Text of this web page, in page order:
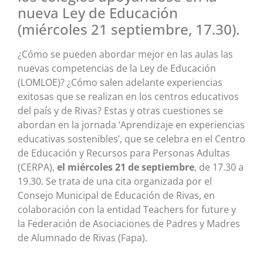
nueva Ley de Educación
(miércoles 21 septiembre, 17.30).
¿Cómo se pueden abordar mejor en las aulas las
nuevas competencias de la Ley de Educación
(LOMLOE)? ¿Cómo salen adelante experiencias
exitosas que se realizan en los centros educativos
del país y de Rivas? Estas y otras cuestiones se
abordan en la jornada ‘Aprendizaje en experiencias
educativas sostenibles’, que se celebra en el Centro
de Educación y Recursos para Personas Adultas
(CERPA), el miércoles 21 de septiembre, de 17.30 a
19.30. Se trata de una cita organizada por el
Consejo Municipal de Educación de Rivas, en
colaboración con la entidad Teachers for future y
la Federación de Asociaciones de Padres y Madres
de Alumnado de Rivas (Fapa).